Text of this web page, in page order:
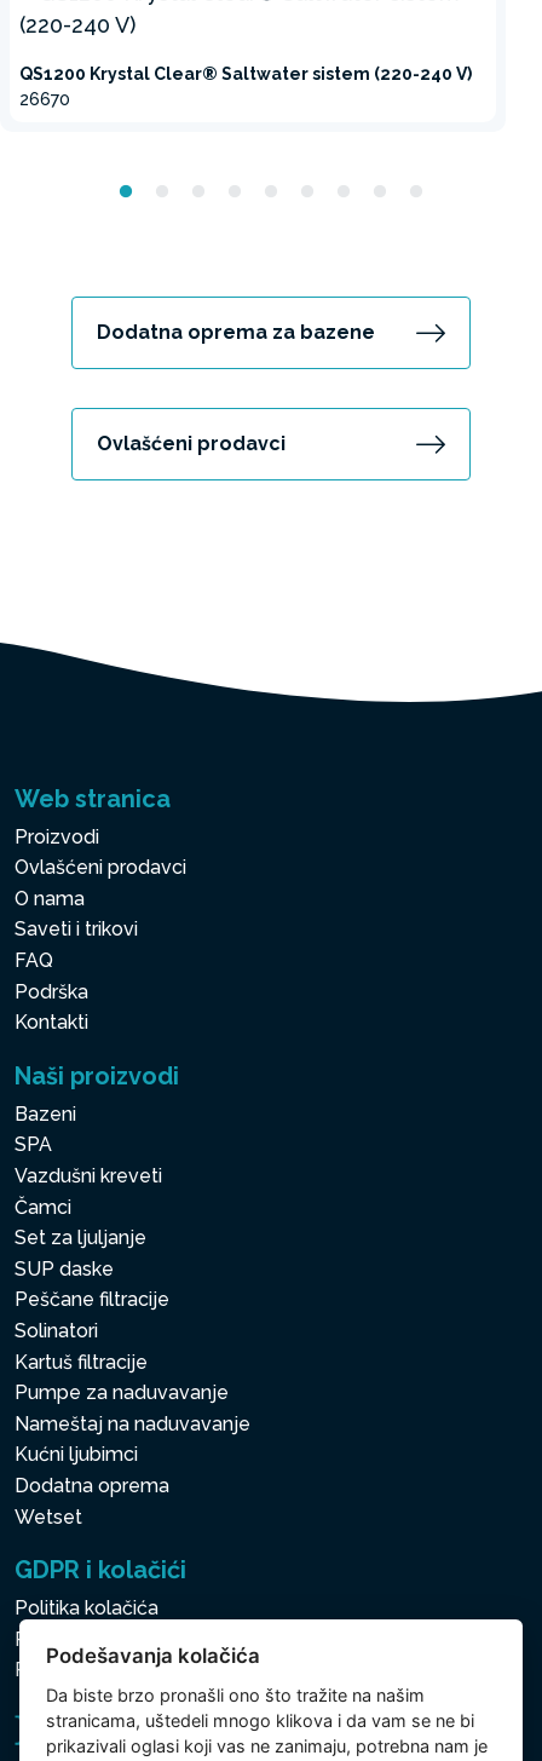
QS1200 Krystal Clear® Saltwater sistem (220-240 V)
26670
Dodatna oprema za bazene
Ovlašćeni prodavci
Web stranica
Proizvodi
Ovlašćeni prodavci
O nama
Saveti i trikovi
FAQ
Podrška
Kontakti
Naši proizvodi
Bazeni
SPA
Vazdušni kreveti
Čamci
Set za ljuljanje
SUP daske
Peščane filtracije
Solinatori
Kartuš filtracije
Pumpe za naduvavanje
Nameštaj na naduvavanje
Kućni ljubimci
Dodatna oprema
Wetset
GDPR i kolačići
Politika kolačića
Politika zaštite ličnih i drugih obrađivanih podataka
Politika kolačića
Podešavanja kolačića
Da biste brzo pronašli ono što tražite na našim
stranicama, uštedeli mnogo klikova i da vam se ne bi
prikazivali oglasi koji vas ne zanimaju, potrebna nam je